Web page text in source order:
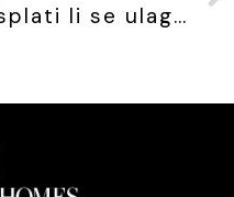
Isplati li se ulagati u nekretnine?